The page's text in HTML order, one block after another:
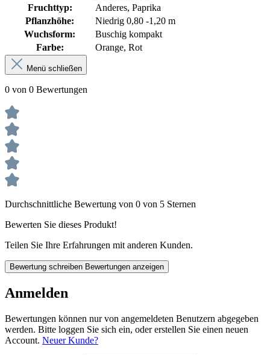
Fruchttyp:
Anderes, Paprika
Pflanzhöhe:
Niedrig 0,80 -1,20 m
Wuchsform:
Buschig kompakt
Farbe:
Orange, Rot
Menü schließen
0 von 0 Bewertungen
Durchschnittliche Bewertung von 0 von 5 Sternen
Bewerten Sie dieses Produkt!
Teilen Sie Ihre Erfahrungen mit anderen Kunden.
Bewertung schreiben Bewertungen anzeigen
Anmelden
Bewertungen können nur von angemeldeten Benutzern abgegeben
werden. Bitte loggen Sie sich ein, oder erstellen Sie einen neuen
Account. Neuer Kunde?